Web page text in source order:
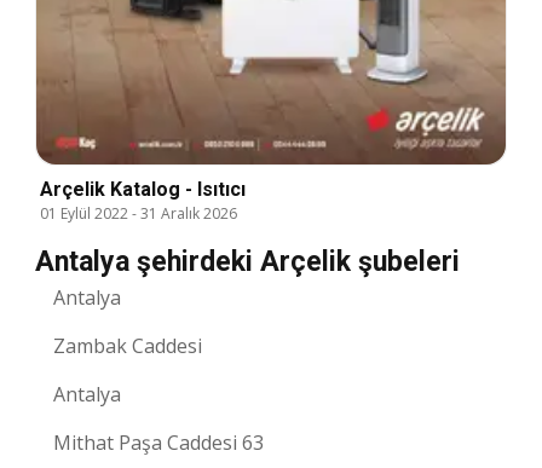
Arçelik Katalog - Isıtıcı
01 Eylül 2022-31 Aralık 2026
Antalya şehirdeki Arçelik şubeleri
Antalya
Zambak Caddesi
Antalya
Mithat Paşa Caddesi 63